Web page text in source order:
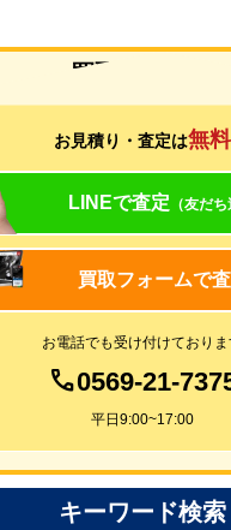
買取について
お見積り・査定は無料
LINEで査定 （友だち
買取フォームで
お電話でも受け付けており
0569-21-
平日9:00~17:00
キーワード検索